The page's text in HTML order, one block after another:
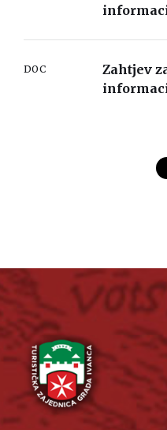
DOC
Zahtjev